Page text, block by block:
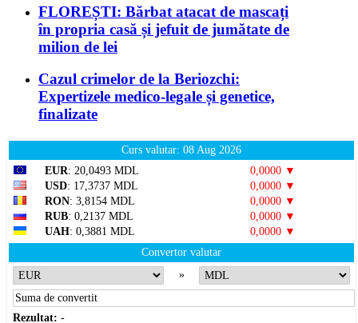
FLOREȘTI: Bărbat atacat de mascați
în propria casă și jefuit de jumătate de
milion de lei
Cazul crimelor de la Beriozchi:
Expertizele medico-legale și genetice,
finalizate
Curs valutar: 08 Aug 2026
EUR: 20,0493 MDL
0,0000 ▼
USD: 17,3737 MDL
0,0000 ▼
RON: 3,8154 MDL
0,0000 ▼
RUB: 0,2137 MDL
0,0000 ▼
UAH: 0,3881 MDL
0,0000 ▼
Convertor valutar
»
Rezultat: -